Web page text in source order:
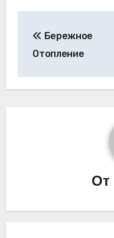
по
Бережное
Отопление
От